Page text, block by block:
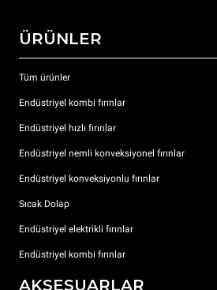
ÜRÜNLER
Tüm ürünler
Endüstriyel kombi fırınlar
Endüstriyel hızlı fırınlar
Endüstriyel nemli konveksiyonel fırınlar
Endüstriyel konveksiyonlu fırınlar
Sıcak Dolap
Endüstriyel elektrikli fırınlar
Endüstriyel kombi fırınlar
AKSESUARLAR